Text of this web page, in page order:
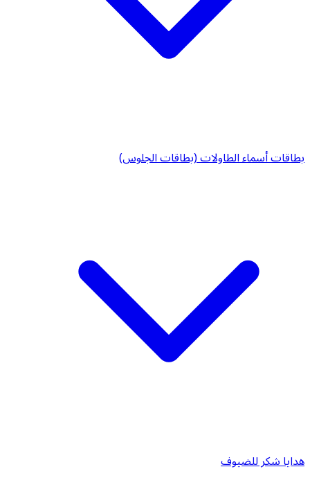
بطاقات أسماء الطاولات (بطاقات الجلوس)
هدايا شكر للضيوف